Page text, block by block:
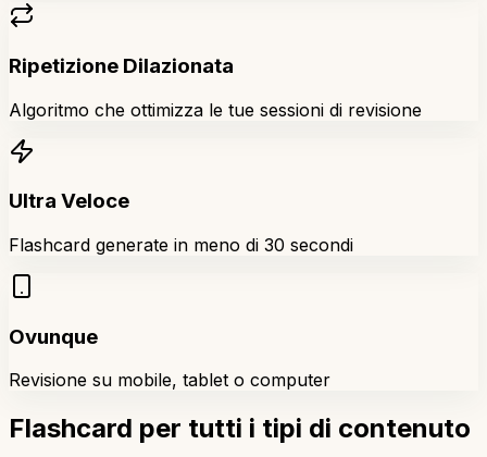
Ripetizione Dilazionata
Algoritmo che ottimizza le tue sessioni di revisione
Ultra Veloce
Flashcard generate in meno di 30 secondi
Ovunque
Revisione su mobile, tablet o computer
Flashcard per tutti i tipi di contenuto